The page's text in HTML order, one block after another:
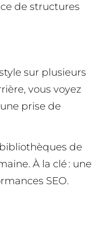
de structures
sur plusieurs
vous voyez
prise de
de
À la clé : une
SEO.